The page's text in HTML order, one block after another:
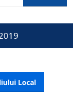
Local